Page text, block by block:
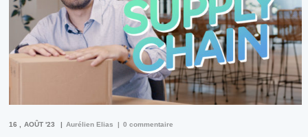
16 AOÛT '23 Aurélien Elias 0 commentaire